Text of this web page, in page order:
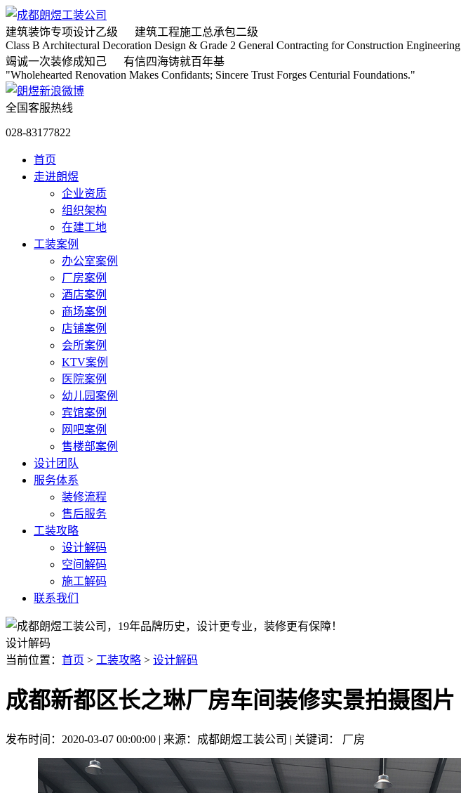
建筑装饰专项设计乙级 建筑工程施工总承包二级
Class B Architectural Decoration Design & Grade 2 General Contracting for Construction Engineering
竭诚一次装修成知己 有信四海铸就百年基
"Wholehearted Renovation Makes Confidants; Sincere Trust Forges Centurial Foundations."
全国客服热线
028-83177822
首页
走进朗煜
企业资质
组织架构
在建工地
工装案例
办公室案例
厂房案例
酒店案例
商场案例
店铺案例
会所案例
KTV案例
医院案例
幼儿园案例
宾馆案例
网吧案例
售楼部案例
设计团队
服务体系
装修流程
售后服务
工装攻略
设计解码
空间解码
施工解码
联系我们
设计解码
当前位置： 首页 > 工装攻略 > 设计解码
成都新都区长之琳厂房车间装修实景拍摄图片
发布时间：2020-03-07 00:00:00 | 来源：成都朗煜工装公司 | 关键词： 厂房